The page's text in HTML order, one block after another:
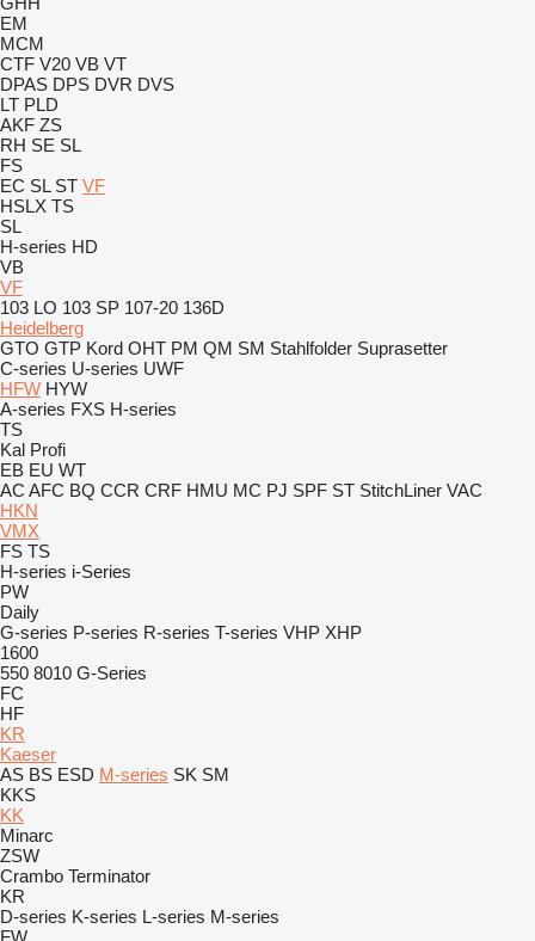
EM
MCM
CTF V20 VB VT
DPAS DPS DVR DVS
LT PLD
AKF ZS
RH SE SL
FS
EC SL ST VF
HSLX TS
SL
H-series HD
VB
VF
103 LO 103 SP 107-20 136D
Heidelberg
GTO GTP Kord OHT PM QM SM Stahlfolder Suprasetter
C-series U-series UWF
HFW HYW
A-series FXS H-series
TS
Kal Profi
EB EU WT
AC AFC BQ CCR CRF HMU MC PJ SPF ST StitchLiner VAC
HKN
VMX
FS TS
H-series i-Series
PW
Daily
G-series P-series R-series T-series VHP XHP
1600
550 8010 G-Series
FC
HF
KR
Kaeser
AS BS ESD M-series SK SM
KKS
KK
Minarc
ZSW
Crambo Terminator
KR
D-series K-series L-series M-series
FW